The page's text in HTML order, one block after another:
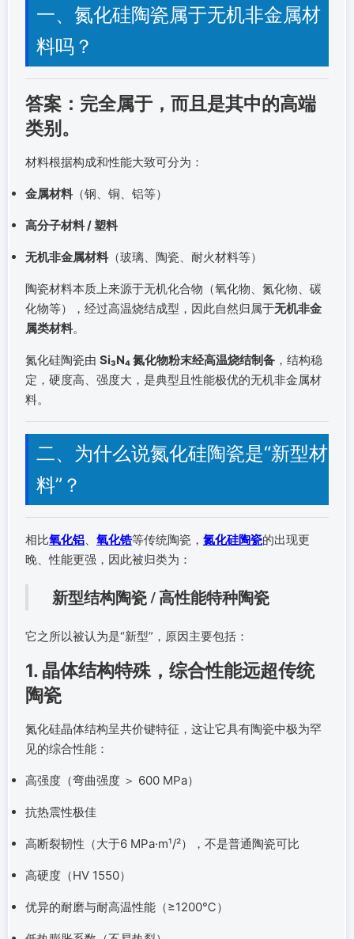
一、氮化硅陶瓷属于无机非金属材
料吗？
答案：完全属于，而且是其中的高端
类别。
材料根据构成和性能大致可分为：
金属材料 （钢、铜、铝等）
高分子材料 / 塑料
无机非金属材料 （玻璃、陶瓷、耐火材料等）
陶瓷材料本质上来源于无机化合物（氧化物、氮化物、碳
化物等），经过高温烧结成型，因此自然归属于无机非金
属类材料。
氮化硅陶瓷由 Si₃N₄ 氮化物粉末经高温烧结制备 ，结构稳
定，硬度高、强度大，是典型且性能极优的无机非金属材
料。
二、为什么说氮化硅陶瓷是“新型材
料”？
相比氧化铝 氧化锆等传统陶瓷， 氮化硅陶瓷的出现更
晚、性能更强，因此被归类为：
新型结构陶瓷 / 高性能特种陶瓷
它之所以被认为是“新型”，原因主要包括：
1. 晶体结构特殊，综合性能远超传统
陶瓷
氮化硅晶体结构呈共价键特征，这让它具有陶瓷中极为罕
见的综合性能：
高强度（弯曲强度 ＞ 600 MPa）
抗热震性极佳
高断裂韧性（大于6 MPa·m¹/²），不是普通陶瓷可比
高硬度（HV 1550）
优异的耐磨与耐高温性能（≥1200℃）